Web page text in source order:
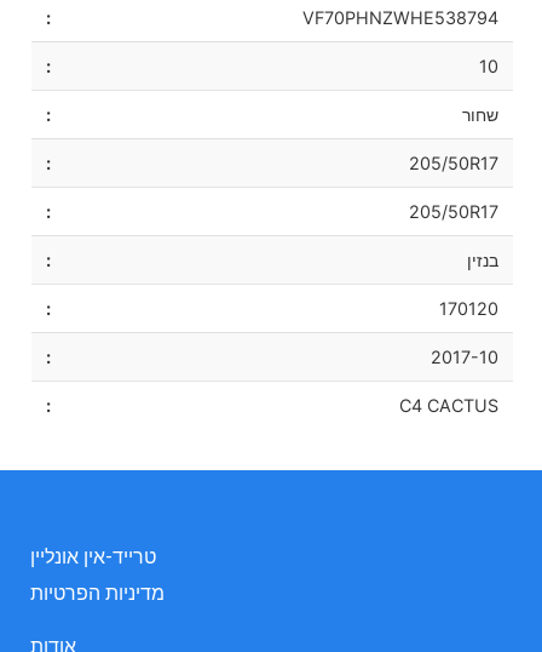
VF70PHNZWHE538794
10
שחור
205/50R17
205/50R17
בנזין
170120
2017-10
C4 CACTUS
טרייד-אין אונליין
מדיניות הפרטיות
אודות